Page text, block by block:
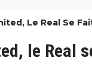
Le Real Se
le Real